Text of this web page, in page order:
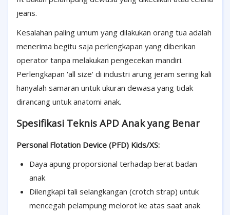
jeans.
Kesalahan paling umum yang dilakukan orang tua adalah
menerima begitu saja perlengkapan yang diberikan
operator tanpa melakukan pengecekan mandiri.
Perlengkapan 'all size' di industri arung jeram sering kali
hanyalah samaran untuk ukuran dewasa yang tidak
dirancang untuk anatomi anak.
Spesifikasi Teknis APD Anak yang Benar
Personal Flotation Device (PFD) Kids/XS:
Daya apung proporsional terhadap berat badan
anak
Dilengkapi tali selangkangan (crotch strap) untuk
mencegah pelampung melorot ke atas saat anak